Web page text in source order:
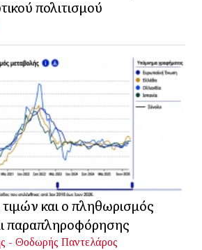
πολιτισμού
και ο πληθωρισμός
παραπληροφόρησης
- Θοδωρής Παντελάρος